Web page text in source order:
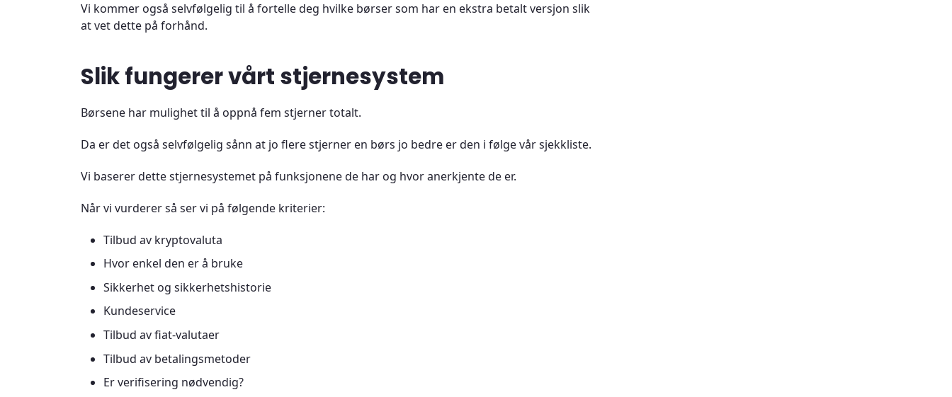
Vi kommer også selvfølgelig til å fortelle deg hvilke børser som har en ekstra betalt versjon slik
at vet dette på forhånd.
Slik fungerer vårt stjernesystem
Børsene har mulighet til å oppnå fem stjerner totalt.
Da er det også selvfølgelig sånn at jo flere stjerner en børs jo bedre er den i følge vår sjekkliste.
Vi baserer dette stjernesystemet på funksjonene de har og hvor anerkjente de er.
Når vi vurderer så ser vi på følgende kriterier:
Tilbud av kryptovaluta
Hvor enkel den er å bruke
Sikkerhet og sikkerhetshistorie
Kundeservice
Tilbud av fiat-valutaer
Tilbud av betalingsmetoder
Er verifisering nødvendig?